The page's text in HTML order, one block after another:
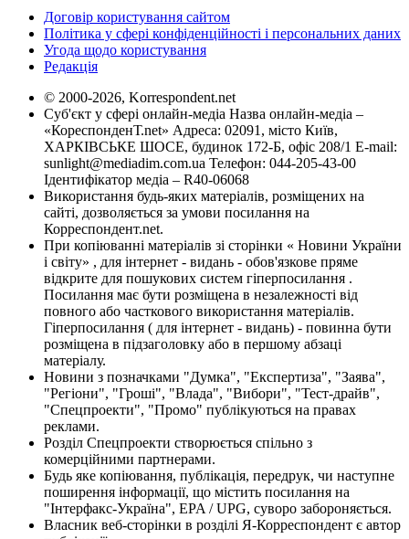
Договір користування сайтом
Політика у сфері конфіденційності і персональних даних
Угода щодо користування
Редакція
© 2000-2026, Korrespondent.net
Суб'єкт у сфері онлайн-медіа Назва онлайн-медіа –
«КореспонденТ.net» Адреса: 02091, місто Київ,
ХАРКІВСЬКЕ ШОСЕ, будинок 172-Б, офіс 208/1 E-mail:
sunlight@mediadim.com.ua Телефон: 044-205-43-00
Ідентифікатор медіа – R40-06068
Використання будь-яких матеріалів, розміщених на
сайті, дозволяється за умови посилання на
Корреспондент.net.
При копіюванні матеріалів зі сторінки « Новини України
і світу» , для інтернет - видань - обов'язкове пряме
відкрите для пошукових систем гіперпосилання .
Посилання має бути розміщена в незалежності від
повного або часткового використання матеріалів.
Гіперпосилання ( для інтернет - видань) - повинна бути
розміщена в підзаголовку або в першому абзаці
матеріалу.
Новини з позначками "Думка", "Експертиза", "Заява",
"Регіони", "Гроші", "Влада", "Вибори", "Тест-драйв",
"Спецпроекти", "Промо" публікуються на правах
реклами.
Розділ Спецпроекти створюється спільно з
комерційними партнерами.
Будь яке копіювання, публікація, передрук, чи наступне
поширення інформації, що містить посилання на
"Інтерфакс-Україна", EPA / UPG, суворо забороняється.
Власник веб-сторінки в розділі Я-Корреспондент є автор